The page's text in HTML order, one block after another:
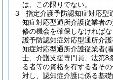
は、この限りでない。
3
指定介護予防認知症対応型
知症対応型通所介護従業者
修の機会を確保しなければな
護予防認知症対応型通所介
知症対応型通所介護従業者(
士、介護支援専門員、法第8
る者等の資格を有する者そ
対し、認知症介護に係る基